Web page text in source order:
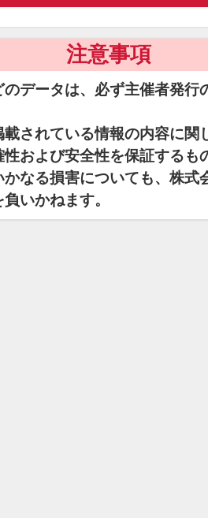
注意事項
データは、必ず主催者発行
されている情報の内容に関
性および安全性を保証するも
なる損害についても、株式
いかねます。